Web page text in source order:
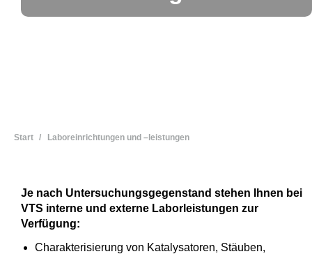
Sie befinden sich hier:
Start Laboreinrichtungen und –leistungen
Je nach Untersuchungsgegenstand stehen Ihnen bei
VTS interne und externe Laborleistungen zur
Verfügung:
Charakterisierung von Katalysatoren, Stäuben,